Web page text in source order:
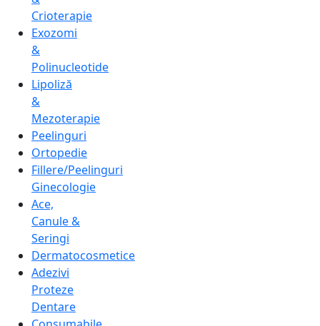
Crioterapie
Exozomi
&
Polinucleotide
Lipoliză
&
Mezoterapie
Peelinguri
Ortopedie
Fillere/Peelinguri
Ginecologie
Ace,
Canule &
Seringi
Dermatocosmetice
Adezivi
Proteze
Dentare